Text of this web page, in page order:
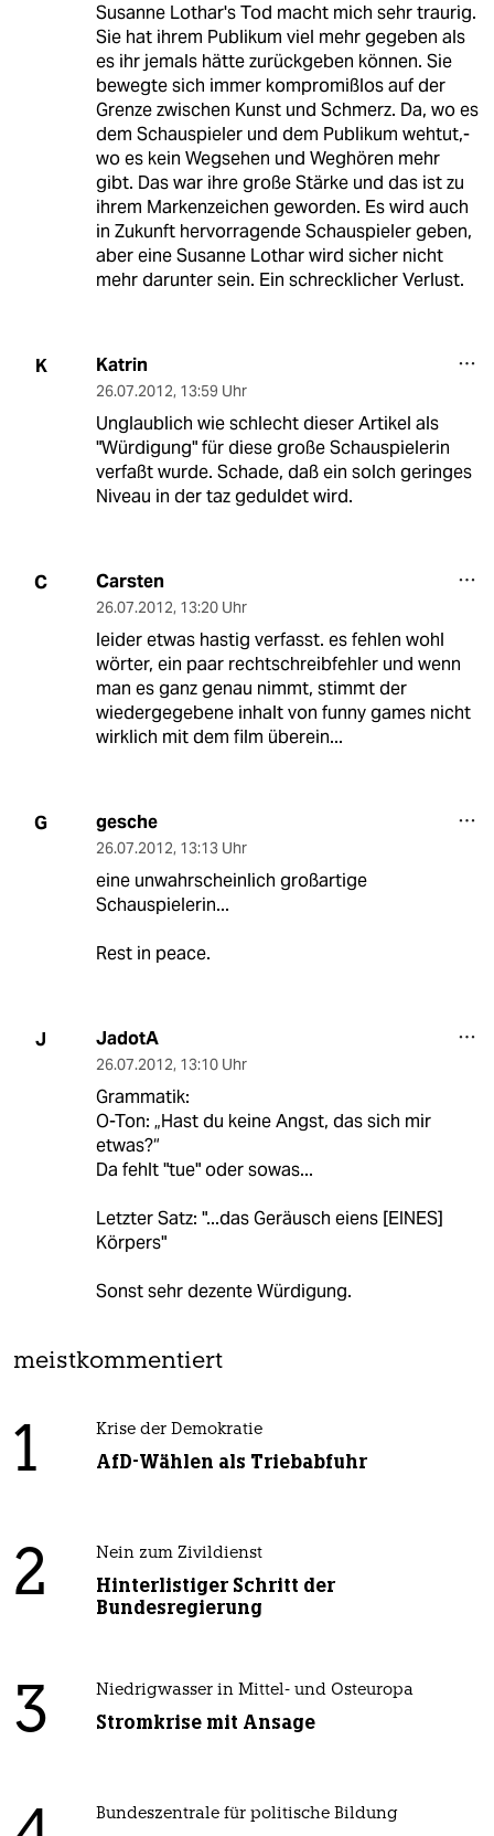
Susanne Lothar's Tod macht mich sehr traurig.
Sie hat ihrem Publikum viel mehr gegeben als
es ihr jemals hätte zurückgeben können. Sie
bewegte sich immer kompromißlos auf der
Grenze zwischen Kunst und Schmerz. Da, wo es
dem Schauspieler und dem Publikum wehtut,-
wo es kein Wegsehen und Weghören mehr
gibt. Das war ihre große Stärke und das ist zu
ihrem Markenzeichen geworden. Es wird auch
in Zukunft hervorragende Schauspieler geben,
aber eine Susanne Lothar wird sicher nicht
mehr darunter sein. Ein schrecklicher Verlust.
K Katrin
26.07.2012, 13:59 Uhr
Unglaublich wie schlecht dieser Artikel als
"Würdigung" für diese große Schauspielerin
verfaßt wurde. Schade, daß ein solch geringes
Niveau in der taz geduldet wird.
C Carsten
26.07.2012, 13:20 Uhr
leider etwas hastig verfasst. es fehlen wohl
wörter, ein paar rechtschreibfehler und wenn
man es ganz genau nimmt, stimmt der
wiedergegebene inhalt von funny games nicht
wirklich mit dem film überein...
G gesche
26.07.2012, 13:13 Uhr
eine unwahrscheinlich großartige
Schauspielerin...
Rest in peace.
J JadotA
26.07.2012, 13:10 Uhr
Grammatik:
O-Ton: „Hast du keine Angst, das sich mir
etwas?“
Da fehlt "tue" oder sowas...
Letzter Satz: "...das Geräusch eiens [EINES]
Körpers"
Sonst sehr dezente Würdigung.
meistkommentiert
1 Krise der Demokratie
AfD-Wählen als Triebabfuhr
2 Nein zum Zivildienst
Hinterlistiger Schritt der
Bundesregierung
3 Niedrigwasser in Mittel- und Osteuropa
Stromkrise mit Ansage
Bundeszentrale für politische Bildung